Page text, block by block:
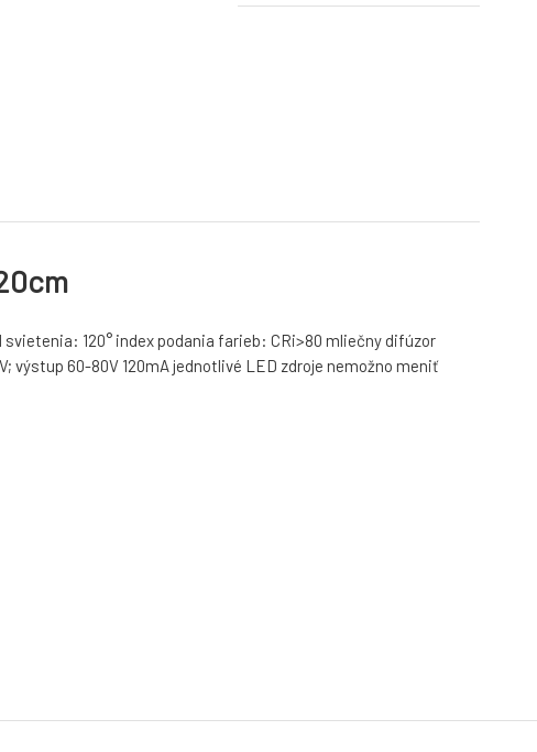
120° index podania farieb: CRi>80 mliečny difúzor
výstup 60-80V 120mA jednotlivé LED zdroje nemožno meniť